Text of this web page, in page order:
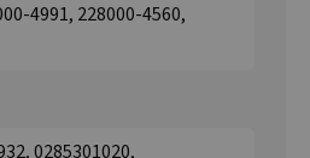
4991, 228000-4560,
0285301020,